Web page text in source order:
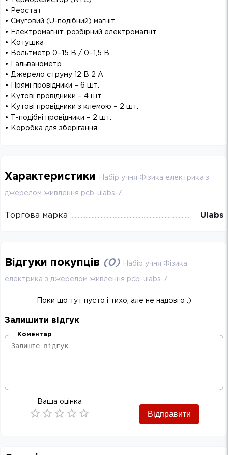
• Реостат
• Смуговий (U-подібний) магніт
• Електромагніт; розбірний електромагніт
• Котушка
• Вольтметр 0–15 В / 0–1,5 В
• Гальванометр
• Джерело струму 12 В 2 А
• Прямі провідники – 6 шт.
• Кутові провідники – 4 шт.
• Кутові провідники з клемою – 2 шт.
• Т-подібні провідники – 2 шт.
• Коробка для зберігання
Характеристики Набір учня Фізика електрика з
джерелом живлення pcb-ulabs-7
Торгова марка Ulabs
Відгуки покупців (0) Набір учня Фізика
електрика з джерелом живлення pcb-ulabs-7
Поки що тут пусто і тихо, але не надовго :)
Залишити відгук
Коментар
Ваша оцінка
Відправити